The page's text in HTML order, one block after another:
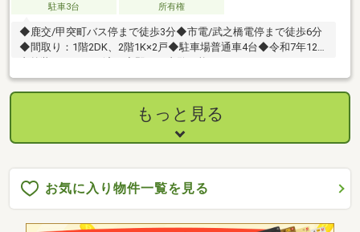
駐車3台
所有権
◆鹿交/甲突町バス停まで徒歩3分◆市電/武之橋電停まで徒歩6分
◆間取り：1階2DK、2階1K×2戸◆駐車場普通車4台◆令和7年12月
内外装リフォーム済み◆即日ご内覧可能です！
もっと見る
お気に入り物件一覧を見る